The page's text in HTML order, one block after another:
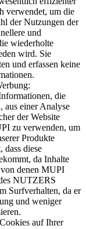
verwendet, um die
der Nutzungen der
und
wiederholte
wird. Sie
und erfassen keine
die
aus einer Analyse
der Website
zu verwenden, um
Produkte
dass diese
da Inhalte
denen MUPI
NUTZERS
Surfverhalten, da er
und weniger
auf Ihrer